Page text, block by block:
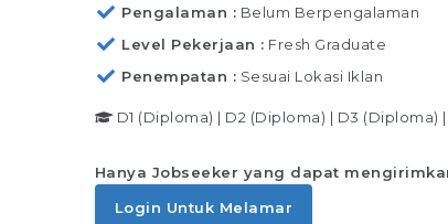
Pengalaman
Belum Berpengalaman
Level Pekerjaan
Fresh Graduate
Penempatan
Sesuai Lokasi Iklan
D1 (Diploma) | D2 (Diploma) | D3 (Diploma) |
Hanya Jobseeker yang dapat
Login Untuk Melamar